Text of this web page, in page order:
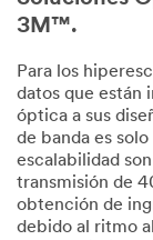
3M™.
Para los
datos que están
óptica a sus
de banda es
escalabilidad
transmisión de
obtención de
debido al ritmo